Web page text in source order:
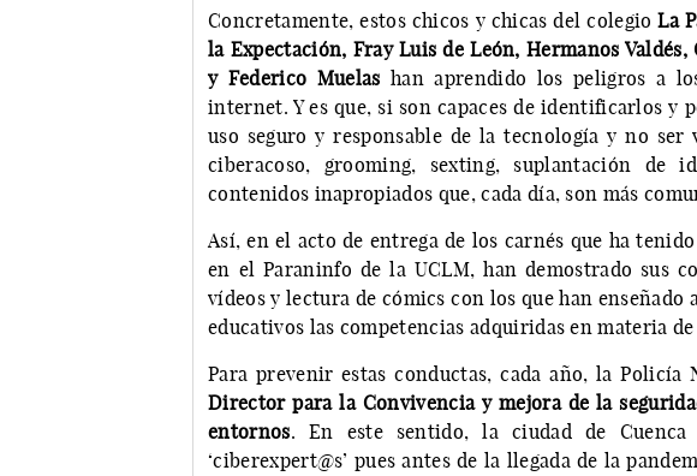
Concretamente, estos chicos y chicas del colegioLa
la Expectación, Fray Luis de León, Hermanos
y Federico Muelas han aprendido los peligros a
internet. Y es que, si son capaces de identificarlos y
uso seguro y responsable de la tecnología y no
ciberacoso, grooming, sexting, suplantación de
contenidos inapropiados que, cada día, son más
Así, en el acto de entrega de los carnés que ha
en el Paraninfo de la UCLM, han demostrado sus
vídeos y lectura de cómics con los que han
educativos las competencias adquiridas en materia
Para prevenir estas conductas, cada año, la Policía
Director para la Convivencia y mejora de la
entornos. En este sentido, la ciudad de
‘ciberexpert@s’ pues antes de la llegada de la